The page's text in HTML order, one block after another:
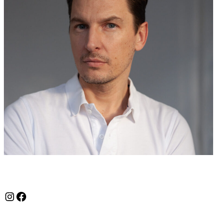
TOMORROW AGENCY
TOMORROW AGENCY